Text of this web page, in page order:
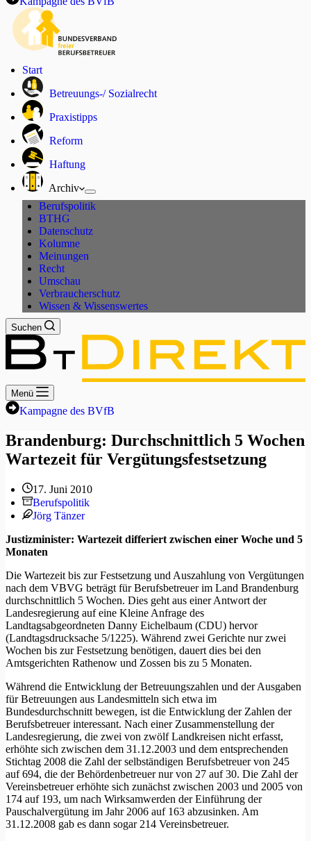
Start
Betreuungs-/ Sozialrecht
Praxistipps
Reform
Haftung
Archiv
Berufspolitik
BTHG
Datenschutz
Kolumne
Meinungen
Recht
Umschau
Verbraucherschutz
Wissen & Wissenswertes
Suchen
Menü
Kampagne des BVfB
Brandenburg: Durchschnittlich 5 Wochen
Wartezeit für Vergütungsfestsetzung
17. Juni 2010
Berufspolitik
Jörg Tänzer
Justizminister: Wartezeit differiert zwischen einer Woche und 5
Monaten
Die Wartezeit bis zur Festsetzung und Auszahlung von Vergütungen
nach dem VBVG beträgt für Berufsbetreuer im Land Brandenburg
durchschnittlich 5 Wochen. Dies geht aus einer Antwort der
Landesregierung auf eine Kleine Anfrage des
Landtagsabgeordneten Danny Eichelbaum (CDU) hervor
(Landtagsdrucksache 5/1225). Während zwei Gerichte nur zwei
Wochen bis zur Festsetzung benötigen, dauert dies bei den
Amtsgerichten Rathenow und Zossen bis zu 5 Monaten.
Während die Entwicklung der Betreuungszahlen und der Ausgaben
für Betreuungen aus Landesmitteln sich etwa im
Bundesdurchschnitt bewegen, ist die Entwicklung der Zahlen der
Berufsbetreuer interessant. Nach einer Zusammenstellung der
Landesregierung, die zwei von zwölf Landkreisen nicht erfasst,
erhöhte sich zwischen dem 31.12.2003 und dem entsprechenden
Stichtag 2008 die Zahl der selbständigen Berufsbetreuer von 245
auf 694, die der Behördenbetreuer nur von 27 auf 30. Die Zahl der
Vereinsbetreuer erhöhte sich zunächst zwischen 2003 und 2005 von
174 auf 193, um nach Wirksamwerden der Einführung der
Pauschalvergütung im Jahr 2006 auf 163 abzusinken. Am
31.12.2008 gab es dann sogar 214 Vereinsbetreuer.